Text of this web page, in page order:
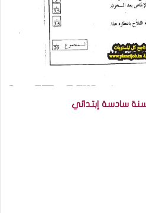
سنة سادسة إبتدائي